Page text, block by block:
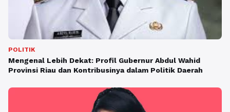
POLITIK
Mengenal Lebih Dekat: Profil Gubernur Abdul Wahid
Provinsi Riau dan Kontribusinya dalam Politik Daerah